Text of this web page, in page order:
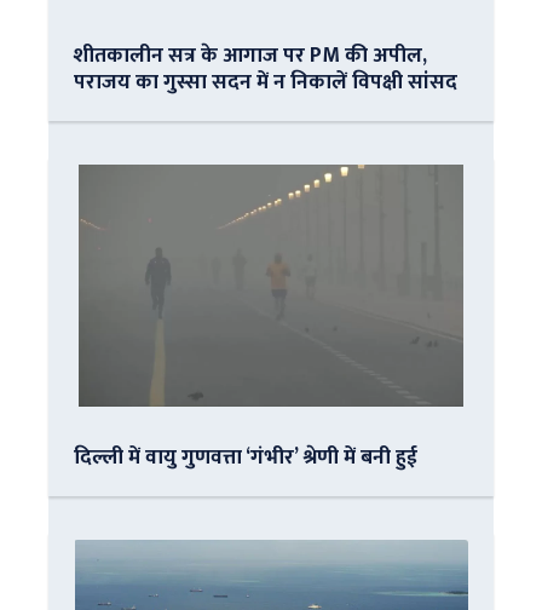
शीतकालीन सत्र के आगाज पर PM की अपील,
पराजय का गुस्सा सदन में न निकालें विपक्षी सांसद
दिल्ली में वायु गुणवत्ता ‘गंभीर’ श्रेणी में बनी हुई